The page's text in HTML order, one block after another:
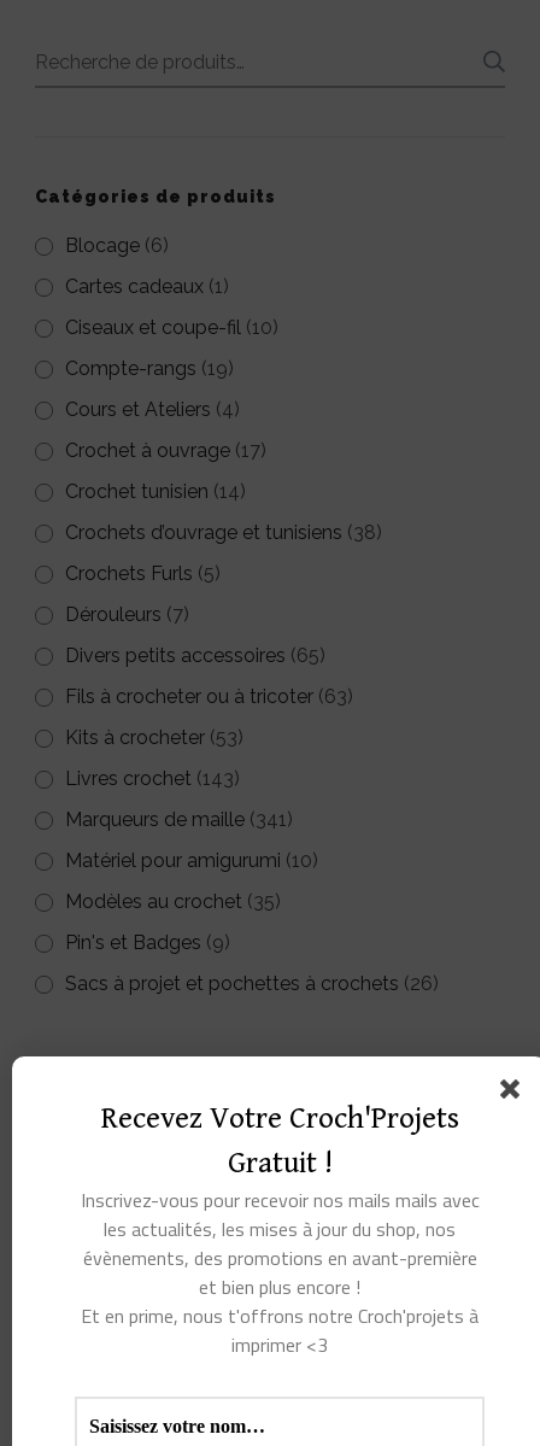
Recherche
Catégories de produits
Blocage (6)
Cartes cadeaux (1)
Ciseaux et coupe-fil (10)
Compte-rangs (19)
Cours et Ateliers (4)
Crochet à ouvrage (17)
Crochet tunisien (14)
Crochets d’ouvrage et tunisiens (38)
Crochets Furls (5)
Dérouleurs (7)
Divers petits accessoires (65)
Fils à crocheter ou à tricoter (63)
Kits à crocheter (53)
Livres crochet (143)
Marqueurs de maille (341)
Matériel pour amigurumi (10)
Modèles au crochet (35)
Pin's et Badges (9)
Sacs à projet et pochettes à crochets (26)
Recevez Votre Croch'Projets
Gratuit !
Inscrivez-vous pour recevoir nos mails mails avec
les actualités, les mises à jour du shop, nos
évènements, des promotions en avant-première
et bien plus encore !
Et en prime, nous t'offrons notre Croch'projets à
imprimer <3